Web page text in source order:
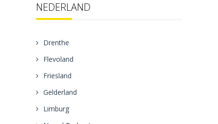
NEDERLAND
Drenthe
Flevoland
Friesland
Gelderland
Limburg